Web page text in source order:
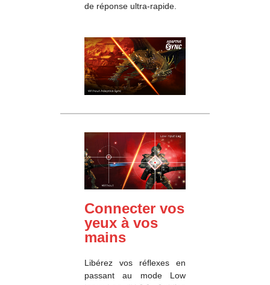
de réponse ultra-rapide.
Connecter vos
yeux à vos
mains
Libérez vos réflexes en
passant au mode Low